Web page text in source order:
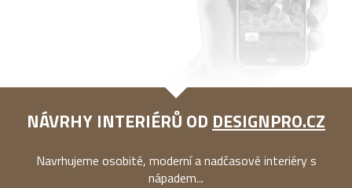
NÁVRHY INTERIÉRŮ OD DESIGNPRO.CZ
Navrhujeme osobité, moderní a nadčasové interiéry s
nápadem...